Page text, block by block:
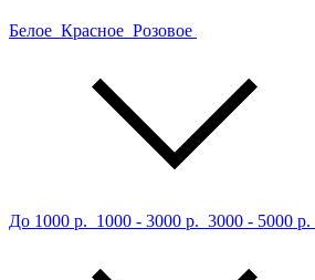
Белое Красное Розовое
До 1000 р. 1000 - 3000 р. 3000 - 5000 р.